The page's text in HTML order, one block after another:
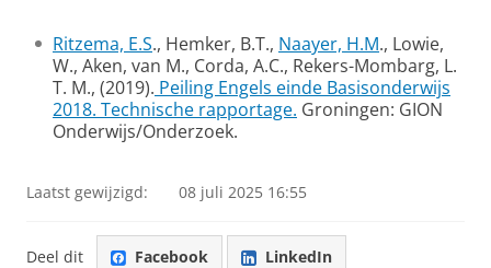
Ritzema, E.S., Hemker, B.T., Naayer, H.M., Lowie,
W., Aken, van M., Corda, A.C., Rekers-Mombarg, L.
T. M., (2019). Peiling Engels einde Basisonderwijs
2018. Technische rapportage. Groningen: GION
Onderwijs/Onderzoek.
Laatst gewijzigd: 08 juli 2025 16:55
Deel dit Facebook LinkedIn